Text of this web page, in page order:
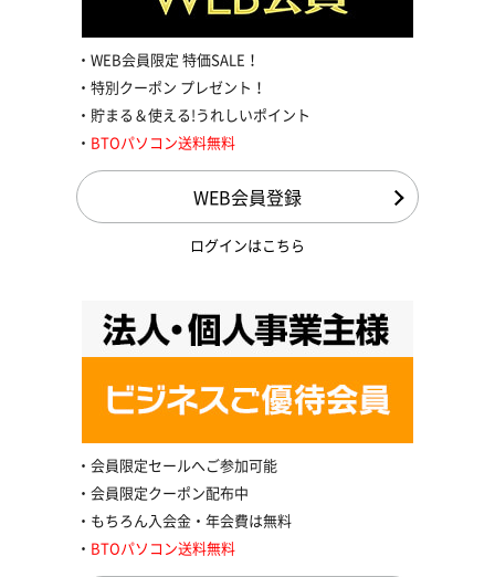
WEB会員限定 特価SALE！
特別クーポン プレゼント！
貯まる＆使える!うれしいポイント
BTOパソコン送料無料
WEB会員登録
ログインはこちら
会員限定セールへご参加可能
会員限定クーポン配布中
もちろん入会金・年会費は無料
BTOパソコン送料無料